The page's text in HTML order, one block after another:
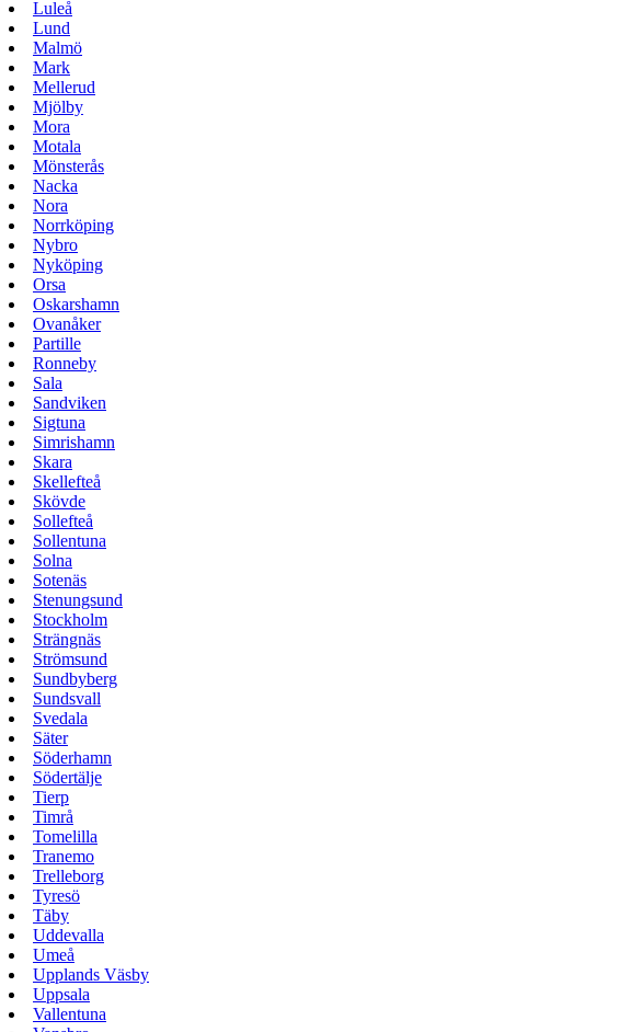
Luleå
Lund
Malmö
Mark
Mellerud
Mjölby
Mora
Motala
Mönsterås
Nacka
Nora
Norrköping
Nybro
Nyköping
Orsa
Oskarshamn
Ovanåker
Partille
Ronneby
Sala
Sandviken
Sigtuna
Simrishamn
Skara
Skellefteå
Skövde
Sollefteå
Sollentuna
Solna
Sotenäs
Stenungsund
Stockholm
Strängnäs
Strömsund
Sundbyberg
Sundsvall
Svedala
Säter
Söderhamn
Södertälje
Tierp
Timrå
Tomelilla
Tranemo
Trelleborg
Tyresö
Täby
Uddevalla
Umeå
Upplands Väsby
Uppsala
Vallentuna